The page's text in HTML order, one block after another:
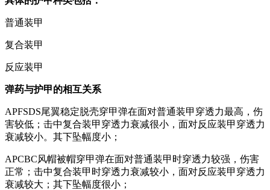
普通装甲
复合装甲
反应装甲
弹药与护甲的相互关系
APFSDS尾翼稳定脱壳穿甲弹在面对普通装甲穿透力最高，伤
害较低；击中复合装甲穿透力衰减很小，面对反应装甲穿透力
衰减较小。其下坠幅度小；
APCBC风帽被帽穿甲弹在面对普通装甲时穿透力较强，伤害
正常；击中复合装甲时穿透力衰减较小，面对反应装甲穿透力
衰减较大；其下坠幅度很小；